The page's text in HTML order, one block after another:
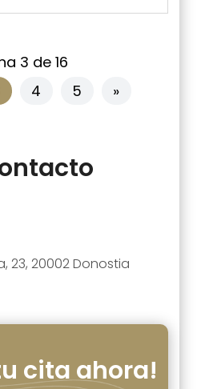
3 de 16
4 5 »
23, 20002 Donostia
cita ahora!